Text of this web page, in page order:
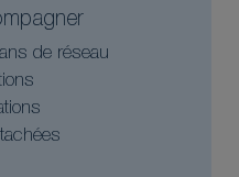
de réseau